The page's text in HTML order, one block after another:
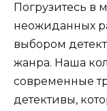
Погрузитесь в
неожиданных
выбором
жанра. Наша
современные
детективы,